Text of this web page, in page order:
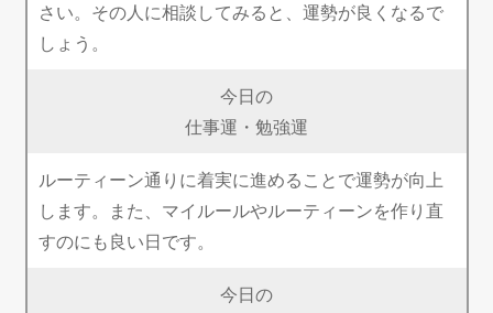
さい。その人に相談してみると、運勢が良くなるで
しょう。
今日の
仕事運・勉強運
ルーティーン通りに着実に進めることで運勢が向上
します。また、マイルールやルーティーンを作り直
すのにも良い日です。
今日の